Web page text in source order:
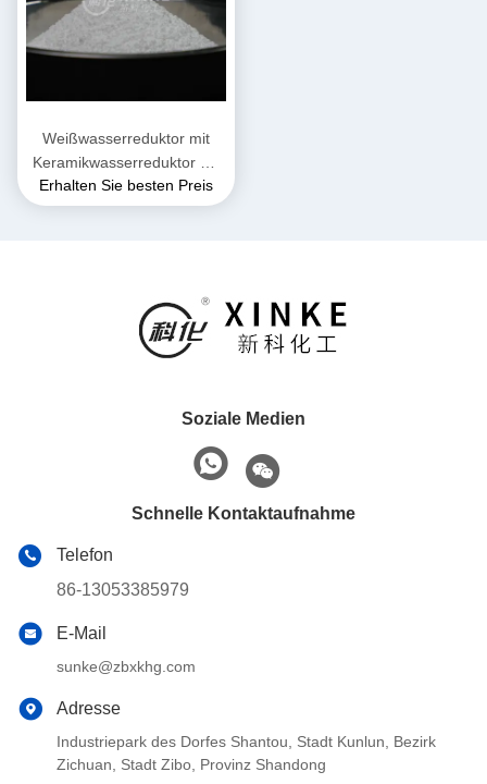
Weißwasserreduktor mit
Keramikwasserreduktor mit
spezifischer Schwerkraft 1,0-
1.1
Erhalten Sie besten Preis
Soziale Medien
Schnelle Kontaktaufnahme
Telefon
86-13053385979
E-Mail
sunke@zbxkhg.com
Adresse
Industriepark des Dorfes Shantou, Stadt Kunlun, Bezirk
Zichuan, Stadt Zibo, Provinz Shandong